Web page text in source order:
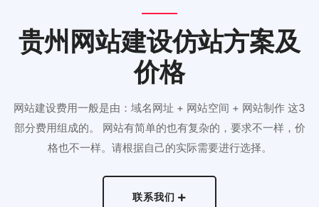
贵州网站建设仿站方案及
价格
网站建设费用一般是由：域名网址 + 网站空间 + 网站制作 这3
部分费用组成的。 网站有简单的也有复杂的，要求不一样，价
格也不一样。请根据自己的实际需要进行选择。
联系我们